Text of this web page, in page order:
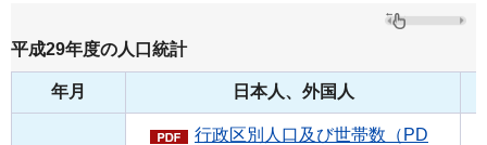
平成29年度の人口統計
年月 日本人、外国人
行政区別人口及び世帯数（PD